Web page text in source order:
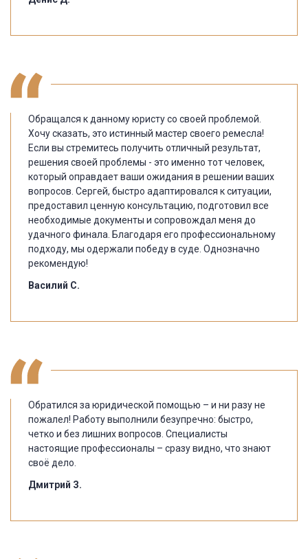
Обращался к данному юристу со своей проблемой.
Хочу сказать, это истинный мастер своего ремесла!
Если вы стремитесь получить отличный результат,
решения своей проблемы - это именно тот человек,
который оправдает ваши ожидания в решении ваших
вопросов. Сергей, быстро адаптировался к ситуации,
предоставил ценную консультацию, подготовил все
необходимые документы и сопровождал меня до
удачного финала. Благодаря его профессиональному
подходу, мы одержали победу в суде. Однозначно
рекомендую!
Василий С.
Обратился за юридической помощью – и ни разу не
пожалел! Работу выполнили безупречно: быстро,
четко и без лишних вопросов. Специалисты
настоящие профессионалы – сразу видно, что знают
своё дело.
Дмитрий З.